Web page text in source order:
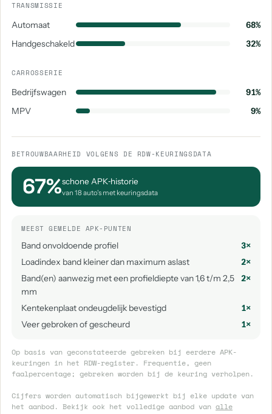
TRANSMISSIE
Automaat
68%
Handgeschakeld
32%
CARROSSERIE
Bedrijfswagen
91%
MPV
9%
BETROUWBAARHEID VOLGENS DE RDW-KEURINGSDATA
67%schone APK‑historie
van 18 auto's met keuringsdata
MEEST GEMELDE APK-PUNTEN
Band onvoldoende profiel
3×
Loadindex band kleiner dan maximum aslast
2×
Band(en) aanwezig met een profieldiepte van 1,6 t/m 2,5
mm
2×
Kentekenplaat ondeugdelijk bevestigd
1×
Veer gebroken of gescheurd
1×
Op basis van geconstateerde gebreken bij eerdere APK-
keuringen in het RDW-register. Frequentie, geen
faalpercentage; gebreken worden bij de keuring verholpen.
Cijfers worden automatisch bijgewerkt bij elke update van
het aanbod. Bekijk ook het volledige aanbod van alle